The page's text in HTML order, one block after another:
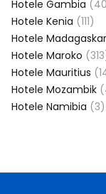
Hotele Gambia
Hotele Kenia (111)
Hotele Madagaskar
Hotele Maroko
Hotele Mauritius
Hotele Mozambik
Hotele Namibia (3)